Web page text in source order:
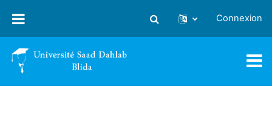
Activer/désactiver la saisie
Connexion